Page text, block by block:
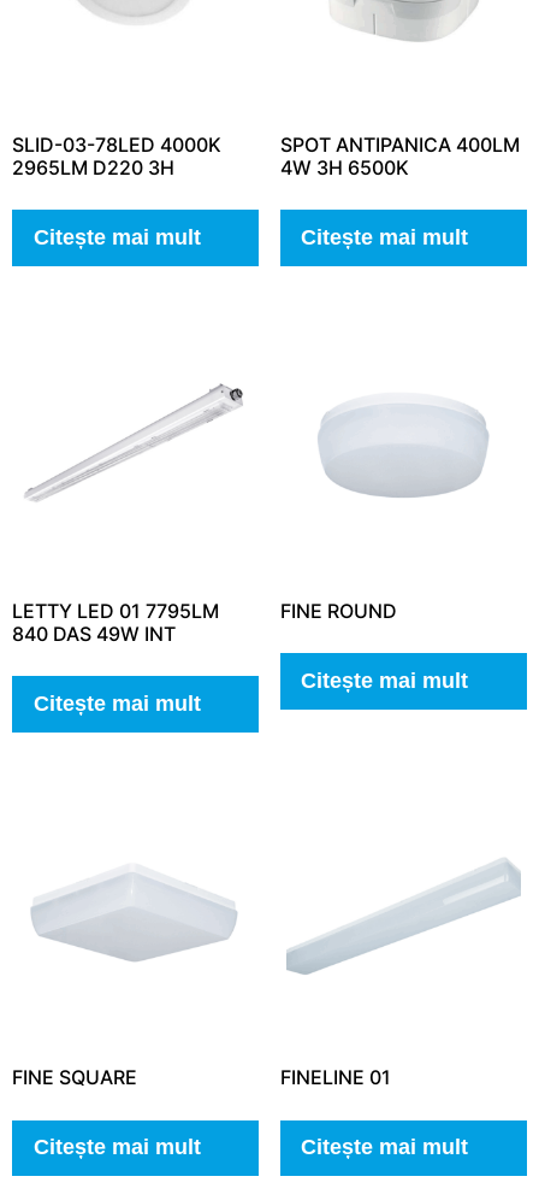
SLID-03-78LED 4000K
2965LM D220 3H
Citește mai mult
SPOT ANTIPANICA 400LM
4W 3H 6500K
Citește mai mult
LETTY LED 01 7795LM
840 DAS 49W INT
Citește mai mult
FINE ROUND
Citește mai mult
FINE SQUARE
Citește mai mult
FINELINE 01
Citește mai mult